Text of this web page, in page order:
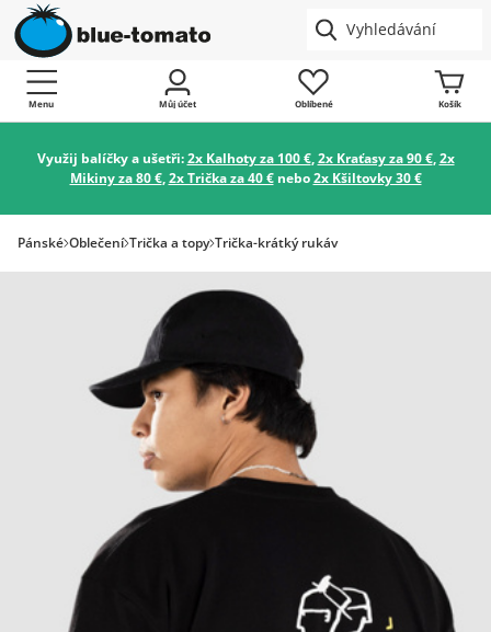
Menu Můj účet Oblíbené Košík
Využij balíčky a ušetři:2x Kalhoty za 100 €,2x Kraťasy za 90 €,2x
Mikiny za 80 €,2x Trička za 40 €nebo2x Kšiltovky 30 €
Pánské Oblečení Trička a topy Trička-krátký rukáv